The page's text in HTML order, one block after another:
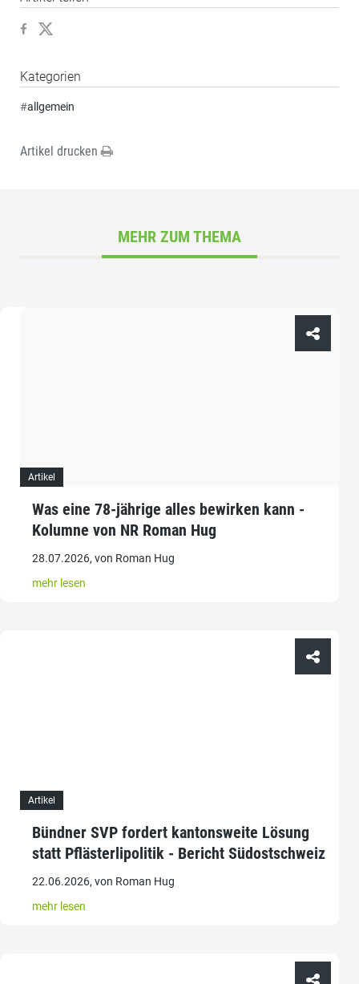
Kategorien
#allgemein
Artikel drucken
MEHR ZUM THEMA
Artikel
Was eine 78-jährige alles bewirken kann -
Kolumne von NR Roman Hug
28.07.2026, von Roman Hug
mehr lesen
Artikel
Bündner SVP fordert kantonsweite Lösung
statt Pflästerlipolitik - Bericht Südostschweiz
22.06.2026, von Roman Hug
mehr lesen